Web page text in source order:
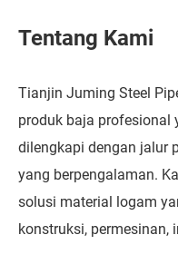
Tentang Kami
Tianjin Juming Steel
produk baja profesional
dilengkapi dengan jalur
yang berpengalaman.
solusi material logam
konstruksi, permesinan,